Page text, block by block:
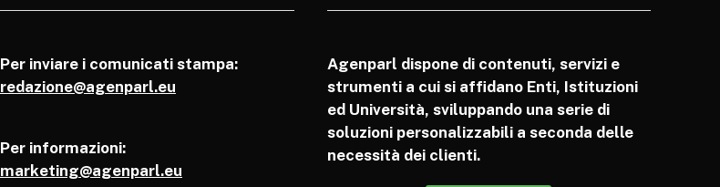
Per inviare i comunicati stampa:
redazione@agenparl.eu
Per informazioni:
marketing@agenparl.eu
Agenparl dispone di contenuti, servizi e
strumenti a cui si affidano Enti, Istituzioni
ed Università, sviluppando una serie di
soluzioni personalizzabili a seconda delle
necessità dei clienti.